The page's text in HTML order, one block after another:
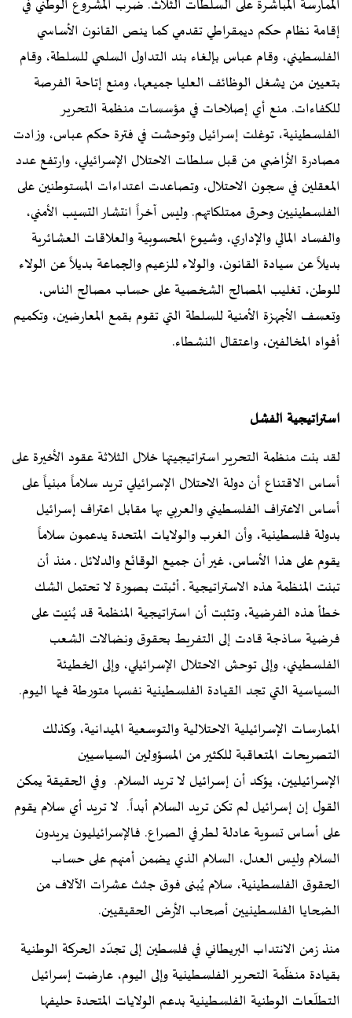
الممارسة المباشرة على السلطات الثلاث. ضرب المشروع الوطني في
إقامة نظام حكم ديمقراطي تقدمي كما ينص القانون الأساسي
الفلسطيني، وقام عباس بإلغاء بند التداول السلمي للسلطة، وقام
بتعيين من يشغل الوظائف العليا جميعها، ومنع إتاحة الفرصة
للكفاءات. منع أي إصلاحات في مؤسسات منظمة التحرير
الفلسطينية، توغلت إسرائيل وتوحشت في فترة حكم عباس، وزادت
مصادرة الأراضي من قبل سلطات الاحتلال الإسرائيلي، وارتفع عدد
المعقلين في سجون الاحتلال، وتصاعدت اعتداءات المستوطنين على
الفلسطينيين وحرق ممتلكاتهم. وليس آخراً انتشار التسيب الأمني،
والفساد المالي والإداري، وشيوع المحسوبية والعلاقات العشائرية
بديلاً عن سيادة القانون، والولاء للزعيم والجماعة بديلاً عن الولاء
للوطن، تغليب المصالح الشخصية على حساب مصالح الناس،
وتعسف الأجهزة الأمنية للسلطة التي تقوم بقمع المعارضين، وتكميم
أفواه المخالفين، واعتقال النشطاء.
استراتيجية الفشل
لقد بنت منظمة التحرير استراتيجيتها خلال الثلاثة عقود الأخيرة على
أساس الاقتناع أن دولة الاحتلال الإسرائيلي تريد سلاماً مبنياً على
أساس الاعتراف الفلسطيني والعربي بها مقابل اعتراف إسرائيل
بدولة فلسطينية، وأن الغرب والولايات المتحدة يدعمون سلاماً
يقوم على هذا الأساس، غير أن جميع الوقائع والدلائل ـ منذ أن
تبنت المنظمة هذه الاستراتيجية ـ أثبتت بصورة لا تحتمل الشك
خطأ هذه الفرضية، وتثبت أن استراتيجية المنظمة قد بُنيت على
فرضية ساذجة قادت إلى التفريط بحقوق ونضالات الشعب
الفلسطيني، وإلى توحش الاحتلال الإسرائيلي، وإلى الخطيئة
السياسية التي تجد القيادة الفلسطينية نفسها متورطة فيها اليوم.
الممارسات الإسرائيلية الاحتلالية والتوسعية الميدانية، وكذلك
التصريحات المتعاقبة للكثير من المسؤولين السياسيين
الإسرائيليين، يؤكد أن إسرائيل لا تريد السلام. وفي الحقيقة يمكن
القول إن إسرائيل لم تكن تريد السلام أبداً. لا تريد أي سلام يقوم
على أساس تسوية عادلة لطرفي الصراع. فالإسرائيليون يريدون
السلام وليس العدل، السلام الذي يضمن أمنهم على حساب
الحقوق الفلسطينية، سلام يُبنى فوق جثث عشرات الآلاف من
الضحايا الفلسطينيين أصحاب الأرض الحقيقيين.
منذ زمن الانتداب البريطاني في فلسطين إلى تجدّد الحركة الوطنية
بقيادة منظّمة التحرير الفلسطينية وإلى اليوم، عارضت إسرائيل
التطلّعات الوطنية الفلسطينية بدعم الولايات المتحدة حليفها